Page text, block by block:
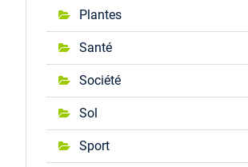
Plantes
Santé
Société
Sol
Sport